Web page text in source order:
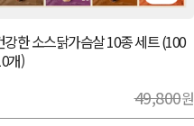
한 소스닭가슴살 10종 세트 (100
개)
49,800원